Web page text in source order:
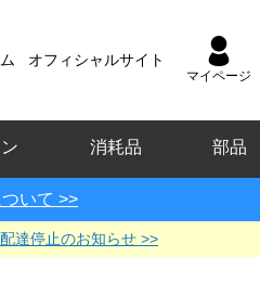
オフィシャルサイト
マイページ
消耗品 部品
いて >>
達停止のお知らせ >>